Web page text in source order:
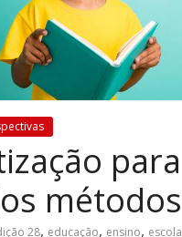
para
métodos
28, educação, ensino, escola